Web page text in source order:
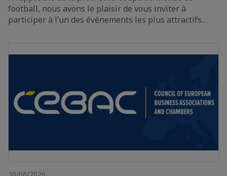
football, nous avons le plaisir de vous inviter à
participer à l’un des événements les plus attractifs…